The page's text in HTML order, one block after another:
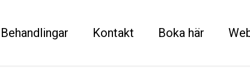
Behandlingar Kontakt Boka här